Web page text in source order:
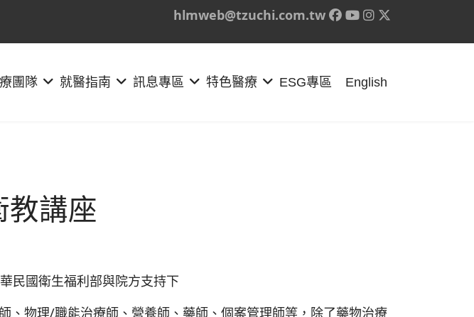
hlmweb@tzuchi.com.tw
團隊 就醫指南 訊息專區 特色醫療 ESG專區 English
講座
民國衛生福利部與院方支持下
、物理/職能治療師、營養師、藥師、個案管理師等，除了藥物治療